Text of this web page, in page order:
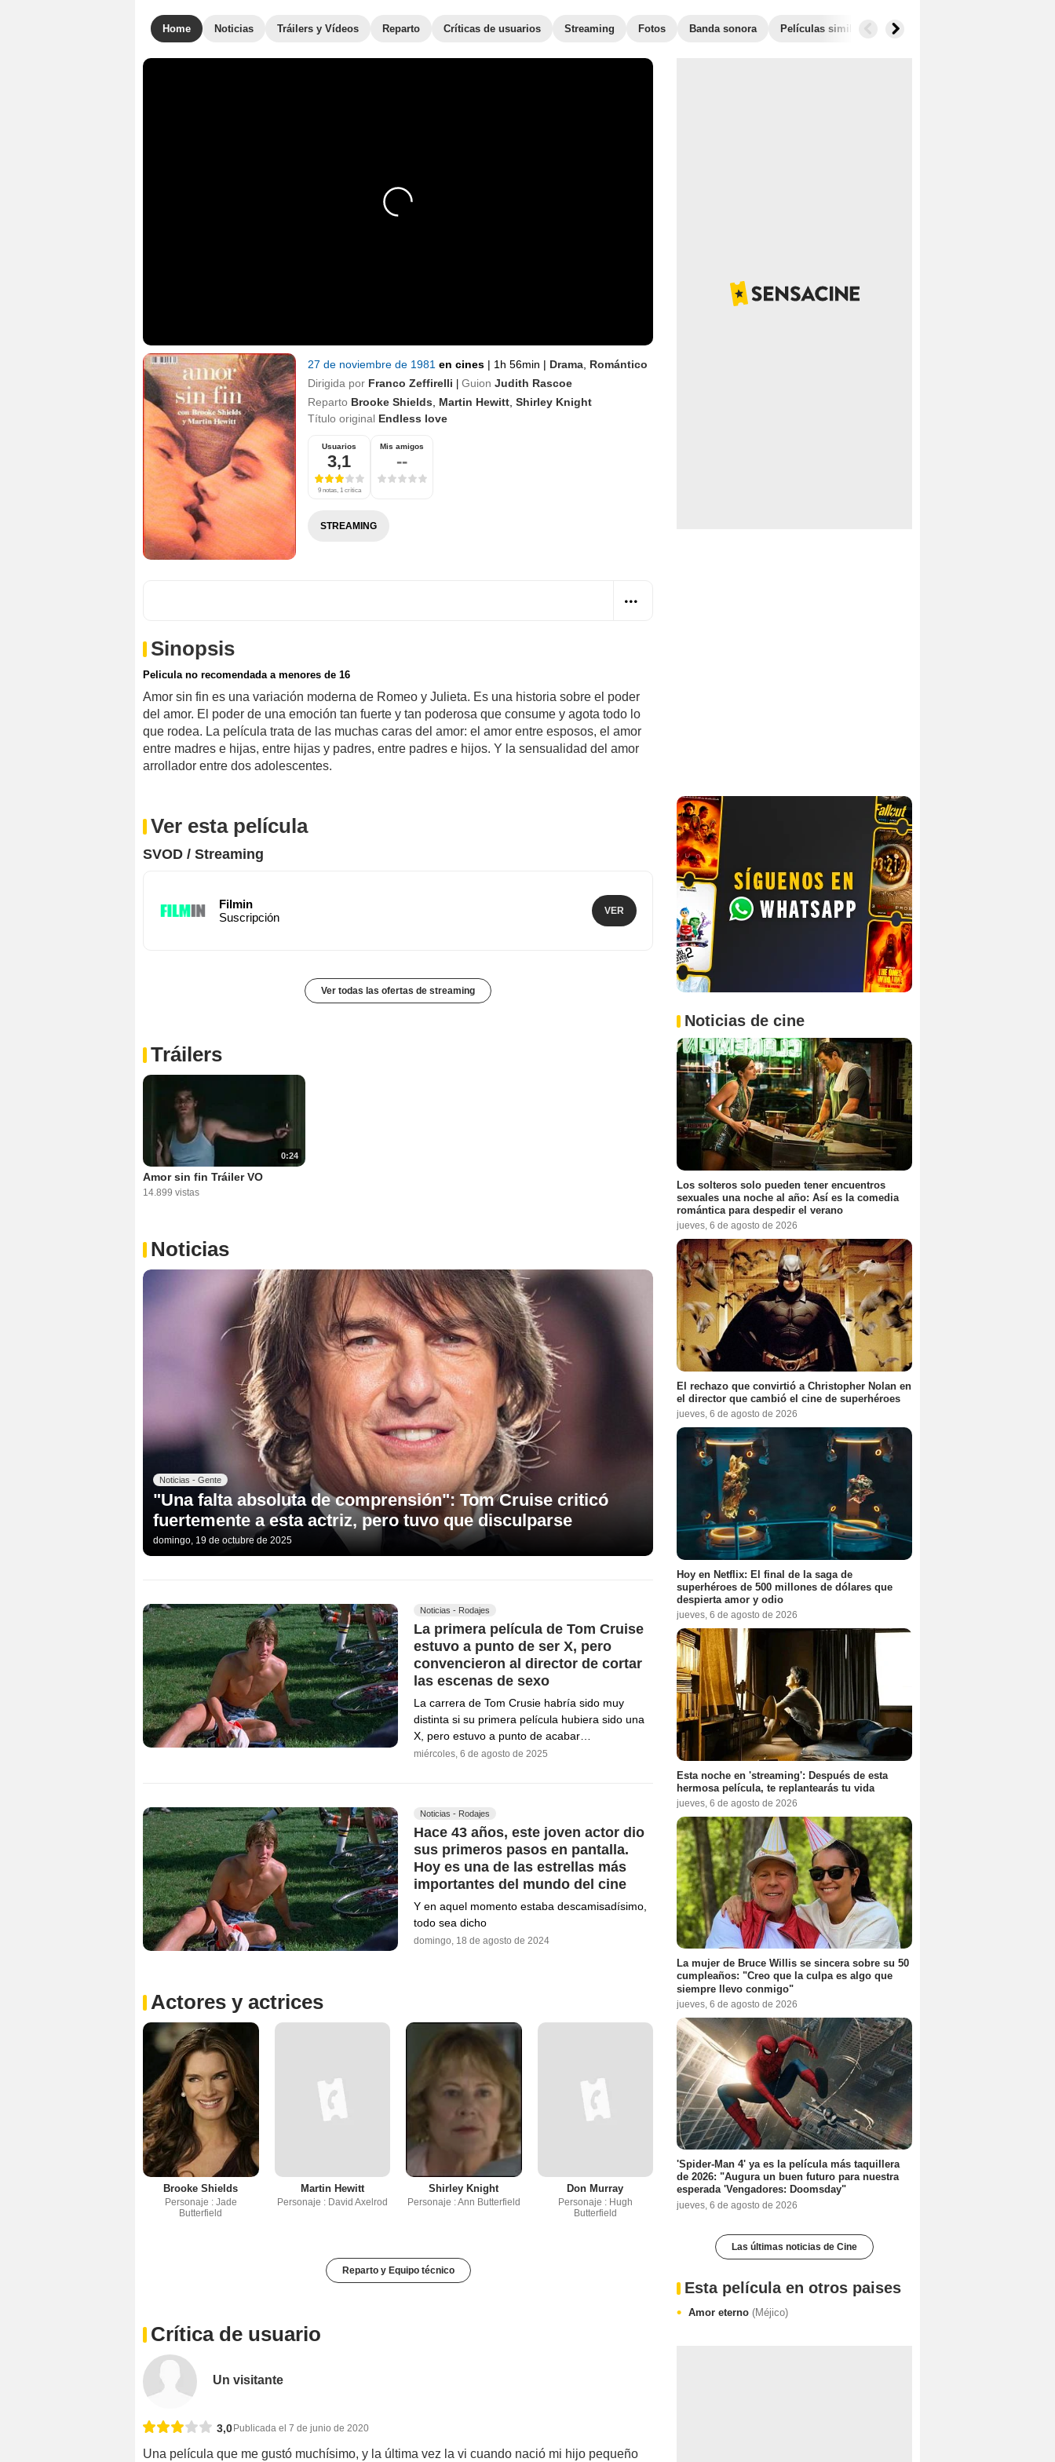
Home Noticias Tráilers y Vídeos Reparto Críticas de usuarios Streaming Fotos Banda sonora Películas similares
27 de noviembre de 1981 en cines | 1h 56min | Drama Romántico
Dirigida por Franco Zeffirelli | Guion Judith Rascoe
Reparto Brooke Shields Martin Hewitt Shirley Knight
Título original Endless love
Usuarios
3,1
9 notas, 1 crítica
Mis amigos
--
STREAMING
Sinopsis
Pelicula no recomendada a menores de 16
Amor sin fin es una variación moderna de Romeo y Julieta. Es una historia sobre el poder
del amor. El poder de una emoción tan fuerte y tan poderosa que consume y agota todo lo
que rodea. La película trata de las muchas caras del amor: el amor entre esposos, el amor
entre madres e hijas, entre hijas y padres, entre padres e hijos. Y la sensualidad del amor
arrollador entre dos adolescentes.
Ver esta película
SVOD / Streaming
Filmin
Suscripción
VER
Ver todas las ofertas de streaming
Tráilers
0:24
Amor sin fin Tráiler VO
14.899 vistas
Noticias
Noticias - Gente
"Una falta absoluta de comprensión": Tom Cruise criticó
fuertemente a esta actriz, pero tuvo que disculparse
domingo, 19 de octubre de 2025
Noticias - Rodajes
La primera película de Tom Cruise
estuvo a punto de ser X, pero
convencieron al director de cortar
las escenas de sexo
La carrera de Tom Crusie habría sido muy
distinta si su primera película hubiera sido una
X, pero estuvo a punto de acabar…
miércoles, 6 de agosto de 2025
Noticias - Rodajes
Hace 43 años, este joven actor dio
sus primeros pasos en pantalla.
Hoy es una de las estrellas más
importantes del mundo del cine
Y en aquel momento estaba descamisadísimo,
todo sea dicho
domingo, 18 de agosto de 2024
Actores y actrices
Brooke Shields
Personaje : Jade
Butterfield
Martin Hewitt
Personaje : David Axelrod
Shirley Knight
Personaje : Ann Butterfield
Don Murray
Personaje : Hugh
Butterfield
Reparto y Equipo técnico
Crítica de usuario
Un visitante
3,0Publicada el 7 de junio de 2020
Una película que me gustó muchísimo, y la última vez la vi cuando nació mi hijo pequeño
Noticias de cine
Los solteros solo pueden tener encuentros
sexuales una noche al año: Así es la comedia
romántica para despedir el verano
jueves, 6 de agosto de 2026
El rechazo que convirtió a Christopher Nolan en
el director que cambió el cine de superhéroes
jueves, 6 de agosto de 2026
Hoy en Netflix: El final de la saga de
superhéroes de 500 millones de dólares que
despierta amor y odio
jueves, 6 de agosto de 2026
Esta noche en 'streaming': Después de esta
hermosa película, te replantearás tu vida
jueves, 6 de agosto de 2026
La mujer de Bruce Willis se sincera sobre su 50
cumpleaños: "Creo que la culpa es algo que
siempre llevo conmigo"
jueves, 6 de agosto de 2026
'Spider-Man 4' ya es la película más taquillera
de 2026: "Augura un buen futuro para nuestra
esperada 'Vengadores: Doomsday"
jueves, 6 de agosto de 2026
Las últimas noticias de Cine
Esta película en otros paises
Amor eterno (Méjico)